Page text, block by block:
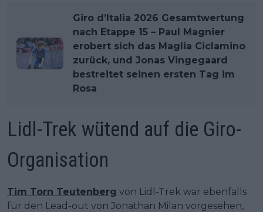
Giro d’Italia 2026 Gesamtwertung
nach Etappe 15 – Paul Magnier
erobert sich das Maglia Ciclamino
zurück, und Jonas Vingegaard
bestreitet seinen ersten Tag im
Rosa
Lidl-Trek wütend auf die Giro-
Organisation
Tim Torn Teutenberg von Lidl-Trek war ebenfalls
für den Lead-out von Jonathan Milan vorgesehen,